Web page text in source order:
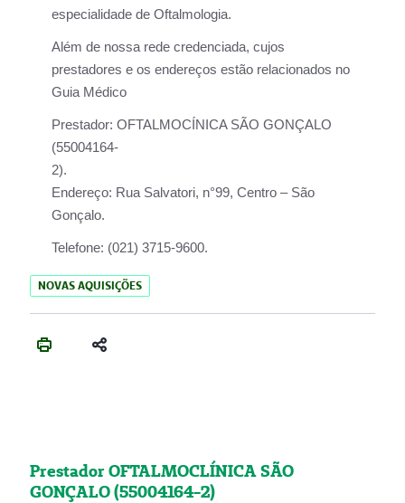
especialidade de Oftalmologia.
Além de nossa rede credenciada, cujos
prestadores e os endereços estão relacionados no
Guia Médico
Prestador: OFTALMOCÍNICA SÃO GONÇALO
(55004164-
2).
Endereço: Rua Salvatori, n°99, Centro – São
Gonçalo.
Telefone: (021) 3715-9600.
NOVAS AQUISIÇÕES
Prestador OFTALMOCLÍNICA SÃO
GONÇALO (55004164-2)